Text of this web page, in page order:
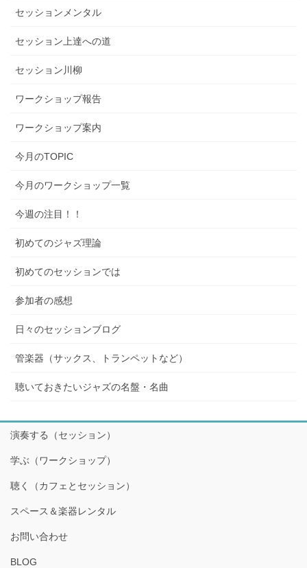
セッションメンタル
セッション上達への道
セッション川柳
ワークショップ報告
ワークショップ案内
今月のTOPIC
今月のワークショップ一覧
今週の注目！！
初めてのジャズ理論
初めてのセッションでは
参加者の感想
日々のセッションブログ
管楽器（サックス、トランペットなど）
聴いておきたいジャズの名盤・名曲
演奏する（セッション）
学ぶ（ワークショップ）
聴く（カフェとセッション）
スペース＆楽器レンタル
お問い合わせ
BLOG